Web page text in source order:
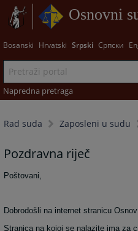
Osnovni
Bosanski Hrvatski Srpski Српски
Napredna pretraga
Rad suda Zaposleni u sudu
Pozdravna riječ
Poštovani,
Dobrodošli na internet stranicu
Stranica na kojoj se nalazite ima za